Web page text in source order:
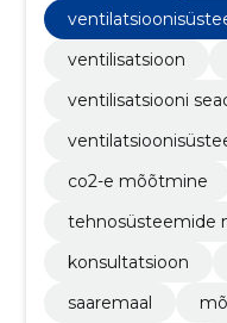
ventilisatsioon
ventilisatsiooni
co2-e mõõtmine
tehnosüsteemide
konsultatsioon
saaremaal